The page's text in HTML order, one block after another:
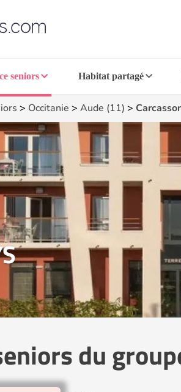
seniors Habitat partagé
> Occitanie > Aude (11) >
du